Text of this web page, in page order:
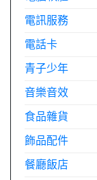
電訊服務
電話卡
青子少年
音樂音效
食品雜貨
飾品配件
餐廳飯店